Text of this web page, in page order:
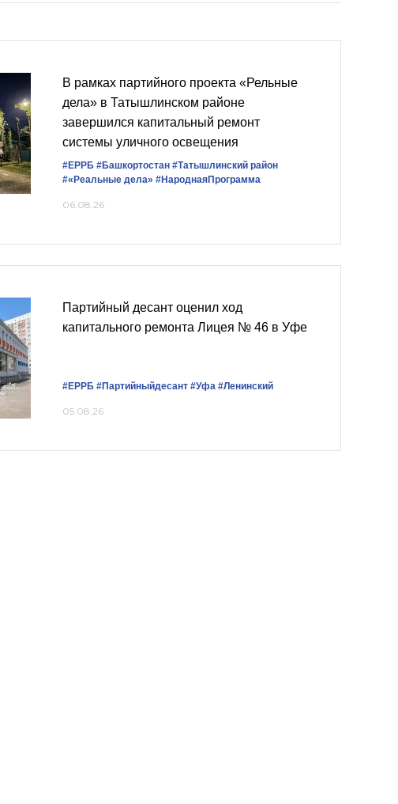
В рамках партийного проекта «Рельные
дела» в Татышлинском районе
завершился капитальный ремонт
системы уличного освещения
#ЕРРБ #Башкортостан #Татышлинский район
#«Реальные дела» #НароднаяПрограмма
06.08.26
Партийный десант оценил ход
капитального ремонта Лицея № 46 в Уфе
#ЕРРБ #Партийныйдесант #Уфа #Ленинский
05.08.26